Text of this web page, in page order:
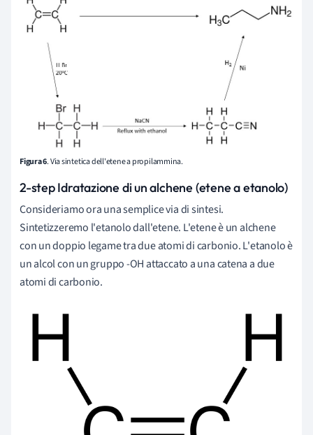
Figura 6. Via sintetica dell'etene a propilammina.
2-step Idratazione di un alchene (etene a etanolo)
Consideriamo ora una semplice via di sintesi.
Sintetizzeremo l'etanolo dall'etene. L'etene è un alchene
con un doppio legame tra due atomi di carbonio. L'etanolo è
un alcol con un gruppo -OH attaccato a una catena a due
atomi di carbonio.